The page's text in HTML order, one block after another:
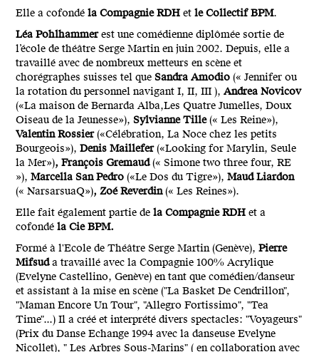
Elle a cofondéla Compagnie RDHetle Collectif BPM.
Léa Pohlhammerest une comédienne diplômée sortie de
l’école de théâtre Serge Martin en juin 2002. Depuis, elle a
travaillé avec de nombreux metteurs en scène et
chorégraphes suisses tel queSandra Amodio(« Jennifer ou
la rotation du personnel navigant I, II, III ),Andrea Novicov
(«La maison de Bernarda Alba,Les Quatre Jumelles, Doux
Oiseau de la Jeunesse»), Sylvianne Tille(« Les Reine»),
Valentin Rossier(«Célébration, La Noce chez les petits
Bourgeois»),Denis Maillefer(«Looking for Marylin, Seule
la Mer»), François Gremaud(« Simone two three four, RE
»), Marcella San Pedro(«Le Dos du Tigre»), Maud Liardon
(« NarsarsuaQ»), Zoé Reverdin(« Les Reines»).
Elle fait également partie dela Compagnie RDHet a
cofondéla Cie BPM.
Formé à l'Ecole de Théâtre Serge Martin (Genève),Pierre
Mifsuda travaillé avec la Compagnie 100% Acrylique
(Evelyne Castellino, Genève) en tant que comédien/danseur
et assistant à la mise en scène ("La Basket De Cendrillon",
"Maman Encore Un Tour", "Allegro Fortissimo", "Tea
Time"...) Il a créé et interprété divers spectacles: "Voyageurs"
(Prix du Danse Echange 1994 avec la danseuse Evelyne
Nicollet), " Les Arbres Sous-Marins" ( en collaboration avec